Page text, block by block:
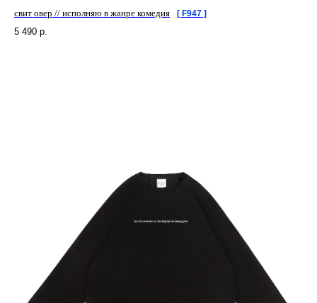
свит овер // исполняю в жанре комедия [ F947 ]
5 490 р.